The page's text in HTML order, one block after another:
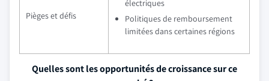
Pièges et défis
électriques
Politiques de remboursement
limitées dans certaines régions
Quelles sont les opportunités de croissance sur ce